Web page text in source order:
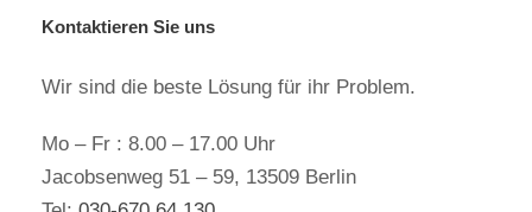
Kontaktieren Sie uns
Wir sind die beste Lösung für ihr Problem.
Mo – Fr : 8.00 – 17.00 Uhr
Jacobsenweg 51 – 59, 13509 Berlin